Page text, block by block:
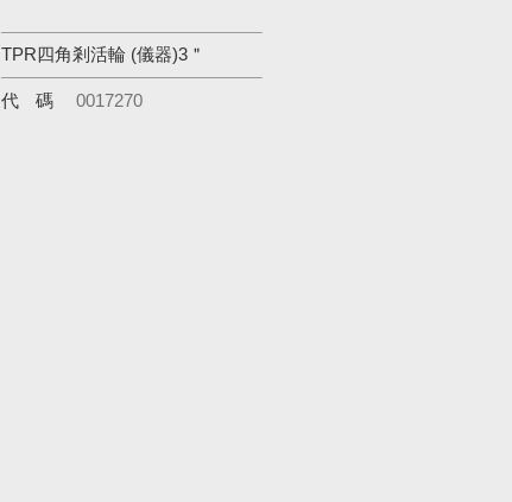
TPR四角剎活輪 (儀器)3＂
代碼 0017270